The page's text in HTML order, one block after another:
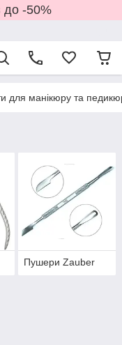
до -50%
для манікюру та
Пушери Zauber